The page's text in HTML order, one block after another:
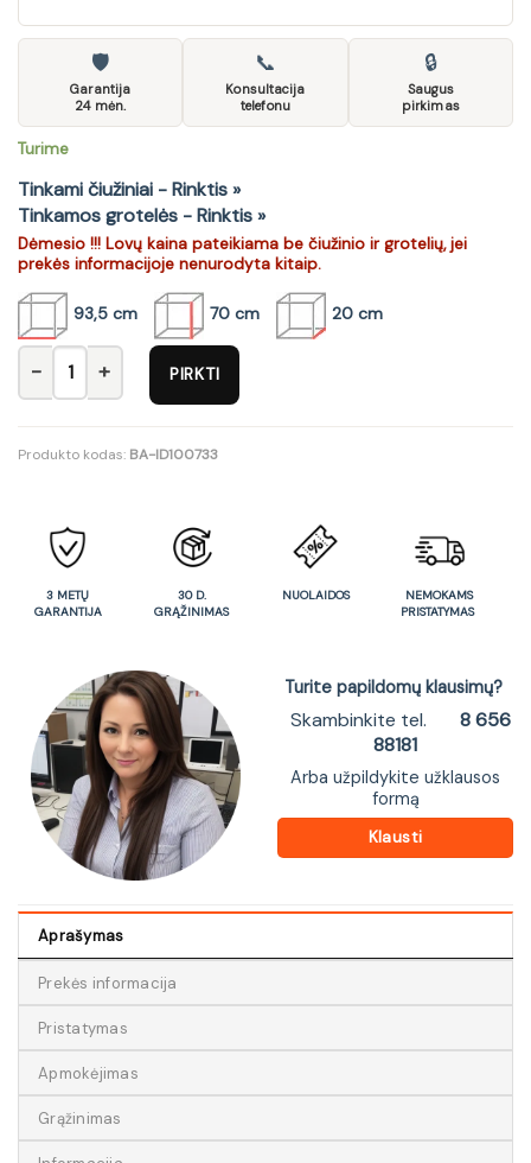
🛡
Garantija
24 mėn.
📞
Konsultacija
telefonu
🔒
Saugus
pirkimas
Turime
Tinkami čiužiniai - Rinktis »
Tinkamos grotelės - Rinktis »
Dėmesio !!! Lovų kaina pateikiama be čiužinio ir grotelių, jei
prekės informacijoje nenurodyta kitaip.
93,5 cm 70 cm 20 cm
produkto kiekis: Lova 36 - OMEGA III
PIRKTI
Produkto kodas: BA-ID100733
3 METŲ
GARANTIJA
30 D.
GRĄŽINIMAS
NUOLAIDOS
NEMOKAMS
PRISTATYMAS
Turite papildomų klausimų?
Skambinkite tel.
8 656
88181
Arba užpildykite užklausos
formą
Klausti
Aprašymas
Prekės informacija
Pristatymas
Apmokėjimas
Grąžinimas